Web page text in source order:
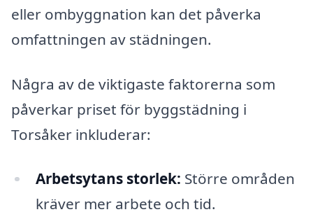
eller ombyggnation kan det påverka
omfattningen av städningen.
Några av de viktigaste faktorerna som
påverkar priset för byggstädning i
Torsåker inkluderar:
Arbetsytans storlek: Större områden
kräver mer arbete och tid.